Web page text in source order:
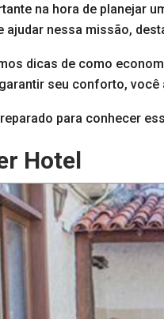
na hora de planejar
ajudar nessa missão,
dicas de como
seu conforto, você
para conhecer
Hotel